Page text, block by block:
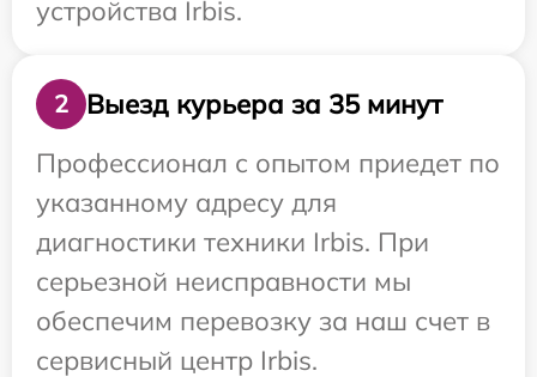
устройства Irbis.
2
Выезд курьера за 35 минут
Профессионал с опытом приедет по
указанному адресу для
диагностики техники Irbis. При
серьезной неисправности мы
обеспечим перевозку за наш счет в
сервисный центр Irbis.